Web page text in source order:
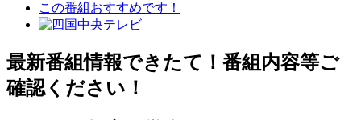
この番組おすすめです！
最新番組情報できたて！番組内容等ご
確認ください！